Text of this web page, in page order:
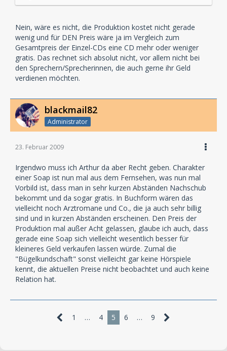
Nein, wäre es nicht, die Produktion kostet nicht gerade
wenig und für DEN Preis wäre ja im Vergleich zum
Gesamtpreis der Einzel-CDs eine CD mehr oder weniger
gratis. Das rechnet sich absolut nicht, vor allem nicht bei
den Sprechern/Sprecherinnen, die auch gerne ihr Geld
verdienen möchten.
blackmail82
Administrator
23. Februar 2009
Irgendwo muss ich Arthur da aber Recht geben. Charakter
einer Soap ist nun mal aus dem Fernsehen, was nun mal
Vorbild ist, dass man in sehr kurzen Abständen Nachschub
bekommt und da sogar gratis. In Buchform wären das
vielleicht noch Arztromane und Co., die ja auch sehr billig
sind und in kurzen Abständen erscheinen. Den Preis der
Produktion mal außer Acht gelassen, glaube ich auch, dass
gerade eine Soap sich vielleicht wesentlich besser für
kleineres Geld verkaufen lassen würde. Zumal die
"Bügelkundschaft" sonst vielleicht gar keine Hörspiele
kennt, die aktuellen Preise nicht beobachtet und auch keine
Relation hat.
1 … 4 5 6 … 9